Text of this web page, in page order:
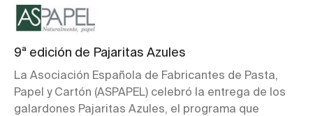
9ª edición de Pajaritas Azules
La Asociación Española de Fabricantes de Pasta,
Papel y Cartón (ASPAPEL) celebró la entrega de los
galardones Pajaritas Azules, el programa que